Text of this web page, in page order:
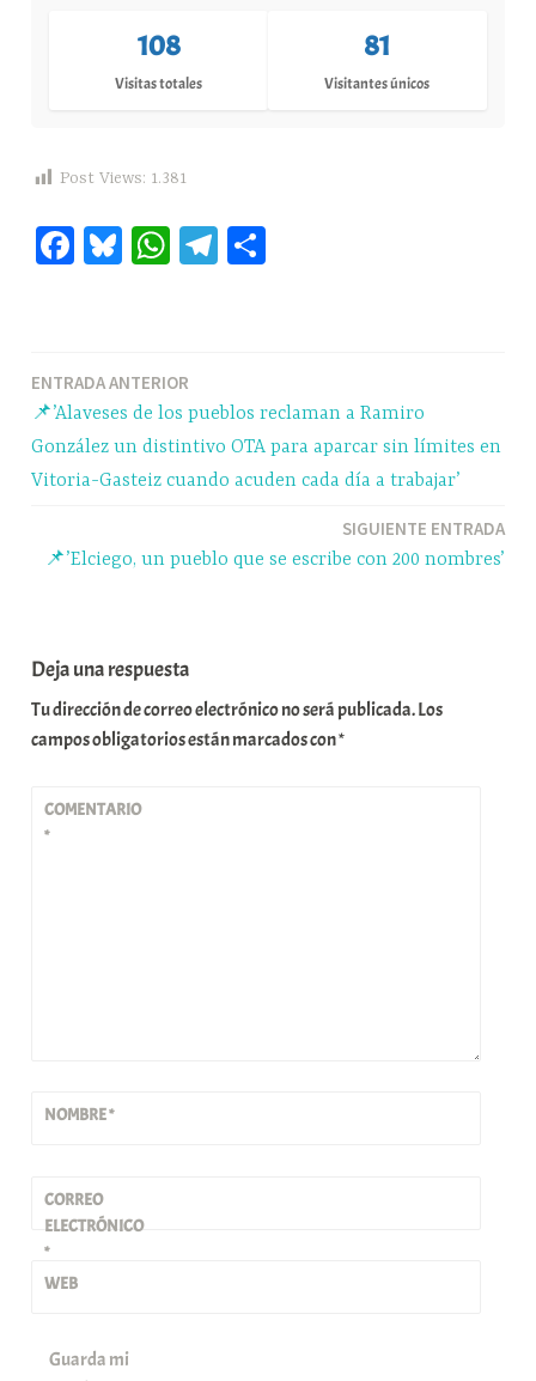
108
Visitas totales
81
Visitantes únicos
Post Views: 1.381
Fa Bl W
pp
Te
m rti
r
Navegación
de
entradas
ENTRADA ANTERIOR
📌’Alaveses de los pueblos reclaman a Ramiro
González un distintivo OTA para aparcar sin límites en
Vitoria-Gasteiz cuando acuden cada día a trabajar’
SIGUIENTE ENTRADA
📌’Elciego, un pueblo que se escribe con 200 nombres’
Deja una respuesta
Tu dirección de correo electrónico no será publicada.Los
campos obligatorios están marcados con*
COMENTARIO
*
NOMBRE*
CORREO
ELECTRÓNICO
*
WEB
Guarda mi